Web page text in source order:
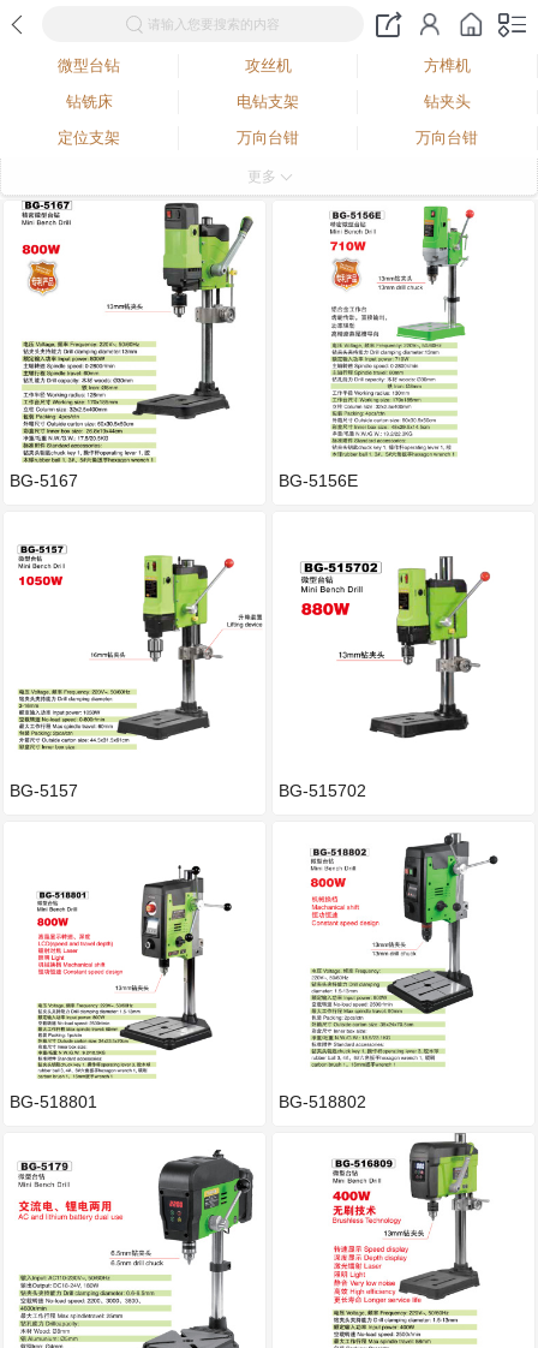
请输入您要搜索的内容
微型台钻 攻丝机
方榫机
钻铣床
电钻支架
钻夹头
定位支架
万向台钳
万向台钳
佛珠抛光器
电钻软轴
常用配件
不锈钢拉丝机
封釉机
屈臂雕刻钻台架
角磨机支架
电钻支架
台锯+钻床
台式小钻床
吊磨机
台式砂轮机
多功能工作台
平口钳
微型台钻mini bench drill
更多
BG-5167
BG-5157
BG-518801
BG-5156E
BG-515702
BG-518802